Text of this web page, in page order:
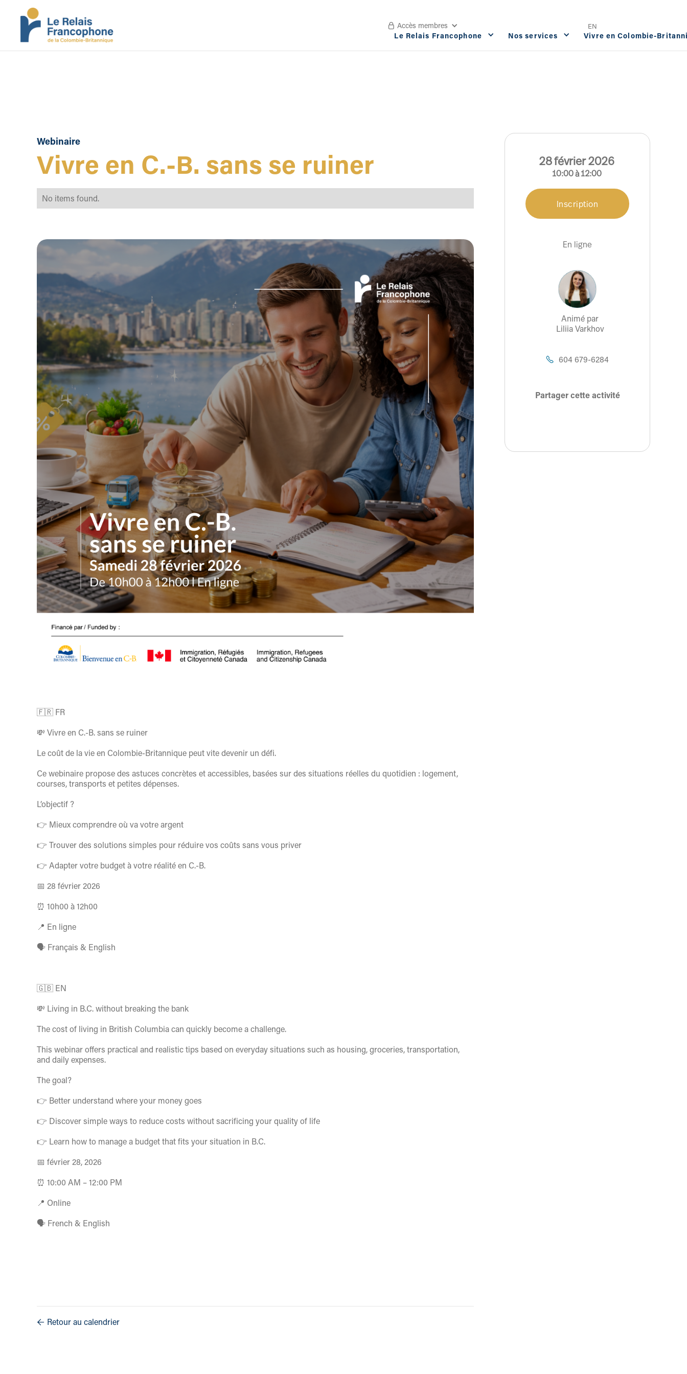
Le Relais Francophone Nos services Vivre en Colombie-
 Accès membres EN
Webinaire
Vivre en C.-B. sans se ruiner
No items found.
🇫🇷 FR
💸 Vivre en C.-B. sans se ruiner
Le coût de la vie en Colombie-Britannique peut vite devenir un défi.
Ce webinaire propose des astuces concrètes et accessibles, basées sur des situations réelles du quotidien : logement,
courses, transports et petites dépenses.
L’objectif ?
👉 Mieux comprendre où va votre argent
👉 Trouver des solutions simples pour réduire vos coûts sans vous priver
👉 Adapter votre budget à votre réalité en C.-B.
📅 28 février 2026
⏰ 10h00 à 12h00
📍 En ligne
🗣️ Français & English
🇬🇧 EN‍
💸 Living in B.C. without breaking the bank
The cost of living in British Columbia can quickly become a challenge.
This webinar offers practical and realistic tips based on everyday situations such as housing, groceries, transportation,
and daily expenses.
The goal?
👉 Better understand where your money goes
👉 Discover simple ways to reduce costs without sacrificing your quality of life
👉 Learn how to manage a budget that fits your situation in B.C.
📅 février 28, 2026
⏰ 10:00 AM – 12:00 PM
📍 Online
🗣️ French & English
 Retour au calendrier
28février2026
10:00à 12:00
Inscription
En ligne
Animé par
Liliia Varkhov
 604 679-6284
Partager cette activité